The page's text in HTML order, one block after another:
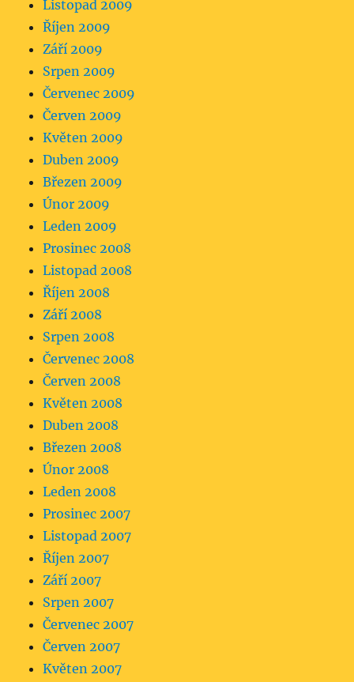
Listopad 2009
Říjen 2009
Září 2009
Srpen 2009
Červenec 2009
Červen 2009
Květen 2009
Duben 2009
Březen 2009
Únor 2009
Leden 2009
Prosinec 2008
Listopad 2008
Říjen 2008
Září 2008
Srpen 2008
Červenec 2008
Červen 2008
Květen 2008
Duben 2008
Březen 2008
Únor 2008
Leden 2008
Prosinec 2007
Listopad 2007
Říjen 2007
Září 2007
Srpen 2007
Červenec 2007
Červen 2007
Květen 2007